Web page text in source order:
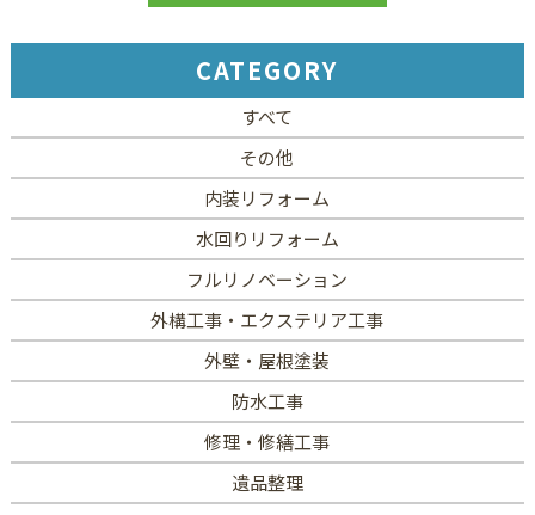
CATEGORY
すべて
その他
内装リフォーム
水回りリフォーム
フルリノベーション
外構工事・エクステリア工事
外壁・屋根塗装
防水工事
修理・修繕工事
遺品整理